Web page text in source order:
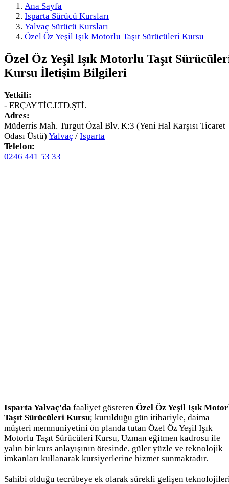
Ana Sayfa
Isparta Sürücü Kursları
Yalvaç Sürücü Kursları
Özel Öz Yeşil Işık Motorlu Taşıt Sürücüleri Kursu
Özel Öz Yeşil Işık Motorlu Taşıt
Kursu İletişim Bilgileri
Yetkili:
- ERÇAY TİC.LTD.ŞTİ.
Adres:
Müderris Mah. Turgut Özal Blv. K:3 (Yeni Hal Karşısı Ticaret
Odası Üstü) Yalvaç / Isparta
Telefon:
0246 441 53 33
Isparta Yalvaç'da faaliyet gösteren Özel Öz Yeşil Işık
Taşıt Sürücüleri Kursu; kurulduğu gün itibariyle, daima
müşteri memnuniyetini ön planda tutan Özel Öz Yeşil Işık
Motorlu Taşıt Sürücüleri Kursu, Uzman eğitmen kadrosu ile
yalın bir kurs anlayışının ötesinde, güler yüzle ve teknolojik
imkanları kullanarak kursiyerlerine hizmet sunmaktadır.
Sahibi olduğu tecrübeye ek olarak sürekli gelişen